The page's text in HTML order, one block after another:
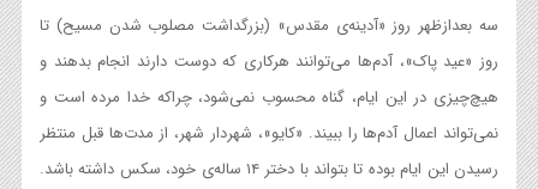
سه بعدازظهر روز «آدینه‌ی مقدس» (بزرگداشت مصلوب شدن مسیح) تا
روز «عید پاک»، آدم‌ها می‌توانند هرکاری که دوست دارند انجام بدهند و
هیچ‌چیزی در این ایام، گناه محسوب نمی‌شود، چراکه خدا مرده است و
نمی‌تواند اعمال آدم‌ها را ببیند. «کایو»، شهردار شهر، از مدت‌ها قبل منتظر
رسیدن این ایام بوده تا بتواند با دختر ۱۴ ساله‌ی خود، سکس داشته باشد.